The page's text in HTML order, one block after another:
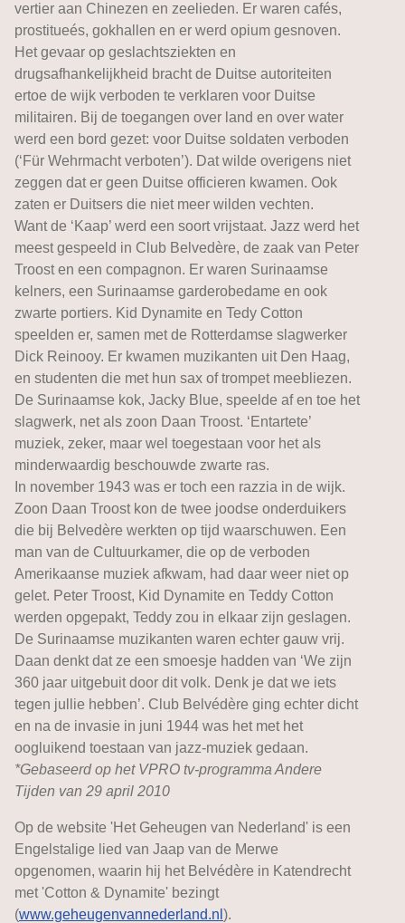
vertier aan Chinezen en zeelieden. Er waren cafés,
prostitueés, gokhallen en er werd opium gesnoven.
Het gevaar op geslachtsziekten en
drugsafhankelijkheid bracht de Duitse autoriteiten
ertoe de wijk verboden te verklaren voor Duitse
militairen. Bij de toegangen over land en over water
werd een bord gezet: voor Duitse soldaten verboden
(‘Für Wehrmacht verboten’). Dat wilde overigens niet
zeggen dat er geen Duitse officieren kwamen. Ook
zaten er Duitsers die niet meer wilden vechten.
Want de ‘Kaap’ werd een soort vrijstaat. Jazz werd het
meest gespeeld in Club Belvedère, de zaak van Peter
Troost en een compagnon. Er waren Surinaamse
kelners, een Surinaamse garderobedame en ook
zwarte portiers. Kid Dynamite en Tedy Cotton
speelden er, samen met de Rotterdamse slagwerker
Dick Reinooy. Er kwamen muzikanten uit Den Haag,
en studenten die met hun sax of trompet meebliezen.
De Surinaamse kok, Jacky Blue, speelde af en toe het
slagwerk, net als zoon Daan Troost. ‘Entartete’
muziek, zeker, maar wel toegestaan voor het als
minderwaardig beschouwde zwarte ras.
In november 1943 was er toch een razzia in de wijk.
Zoon Daan Troost kon de twee joodse onderduikers
die bij Belvedère werkten op tijd waarschuwen. Een
man van de Cultuurkamer, die op de verboden
Amerikaanse muziek afkwam, had daar weer niet op
gelet. Peter Troost, Kid Dynamite en Teddy Cotton
werden opgepakt, Teddy zou in elkaar zijn geslagen.
De Surinaamse muzikanten waren echter gauw vrij.
Daan denkt dat ze een smoesje hadden van ‘We zijn
360 jaar uitgebuit door dit volk. Denk je dat we iets
tegen jullie hebben’. Club Belvédère ging echter dicht
en na de invasie in juni 1944 was het met het
oogluikend toestaan van jazz-muziek gedaan.
*Gebaseerd op het VPRO tv-programma Andere
Tijden van 29 april 2010
Op de website 'Het Geheugen van Nederland' is een
Engelstalige lied van Jaap van de Merwe
opgenomen, waarin hij het Belvédère in Katendrecht
met 'Cotton & Dynamite' bezingt
(www.geheugenvannederland.nl ).